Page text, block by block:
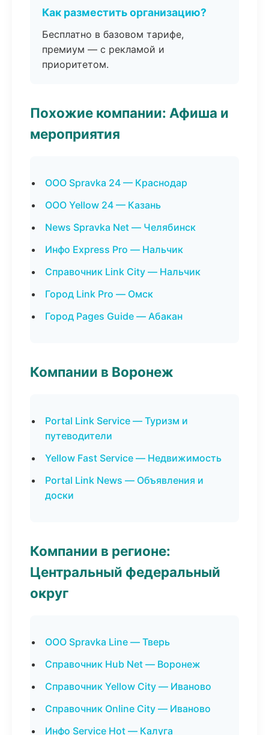
Как разместить организацию?
Бесплатно в базовом тарифе,
премиум — с рекламой и
приоритетом.
Похожие компании: Афиша и
мероприятия
ООО Spravka 24 — Краснодар
ООО Yellow 24 — Казань
News Spravka Net — Челябинск
Инфо Express Pro — Нальчик
Справочник Link City — Нальчик
Город Link Pro — Омск
Город Pages Guide — Абакан
Компании в Воронеж
Portal Link Service — Туризм и
путеводители
Yellow Fast Service — Недвижимость
Portal Link News — Объявления и
доски
Компании в регионе:
Центральный федеральный
округ
ООО Spravka Line — Тверь
Справочник Hub Net — Воронеж
Справочник Yellow City — Иваново
Справочник Online City — Иваново
Инфо Service Hot — Калуга